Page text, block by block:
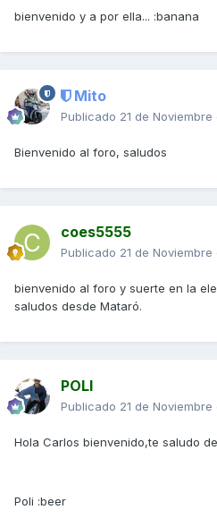
bienvenido y a por ella... :banana
Mito
Publicado 21 de Noviembre
Bienvenido al foro, saludos
coes5555
Publicado 21 de Noviembre
bienvenido al foro y suerte en la
saludos desde Mataró.
POLI
Publicado 21 de Noviembre
Hola Carlos bienvenido,te saludo
Poli :beer